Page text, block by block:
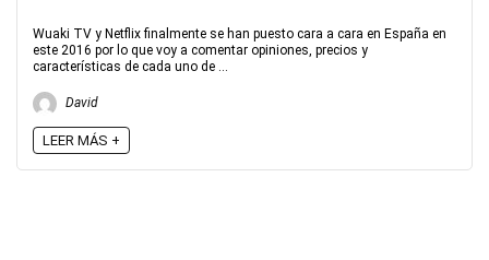
Wuaki TV y Netflix finalmente se han puesto cara a cara en España en
este 2016 por lo que voy a comentar opiniones, precios y
características de cada uno de ...
David
LEER MÁS +